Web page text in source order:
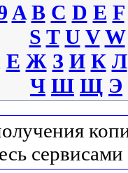
A B C D E F
S T U V W
Е Ж З И К Л
Ч Ш Щ Э
сервисами